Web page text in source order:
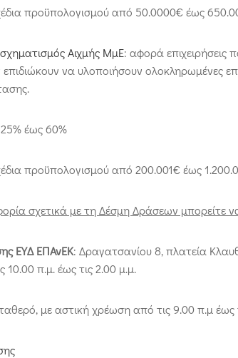
προϋπολογισμού από 50.0000€ έως
Αιχμής ΜμΕ: αφορά
επιδιώκουν να υλοποιήσουν ολοκληρωμένες
έως 60%
προϋπολογισμού από 200.001€ έως
σχετικά με τη Δέσμη Δράσεων μπορείτε
ΕΥΔ ΕΠΑνΕΚ: Δραγατσανίου 8, πλατεία
π.μ. έως τις 2.00 μ.μ.
με αστική χρέωση από τις 9.00 π.μ έως